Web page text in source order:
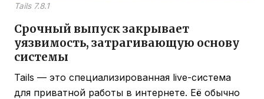
Tails 7.8.1
Срочный выпуск закрывает
уязвимость, затрагивающую основу
системы
Tails — это специализированная live-система
для приватной работы в интернете. Её обычно